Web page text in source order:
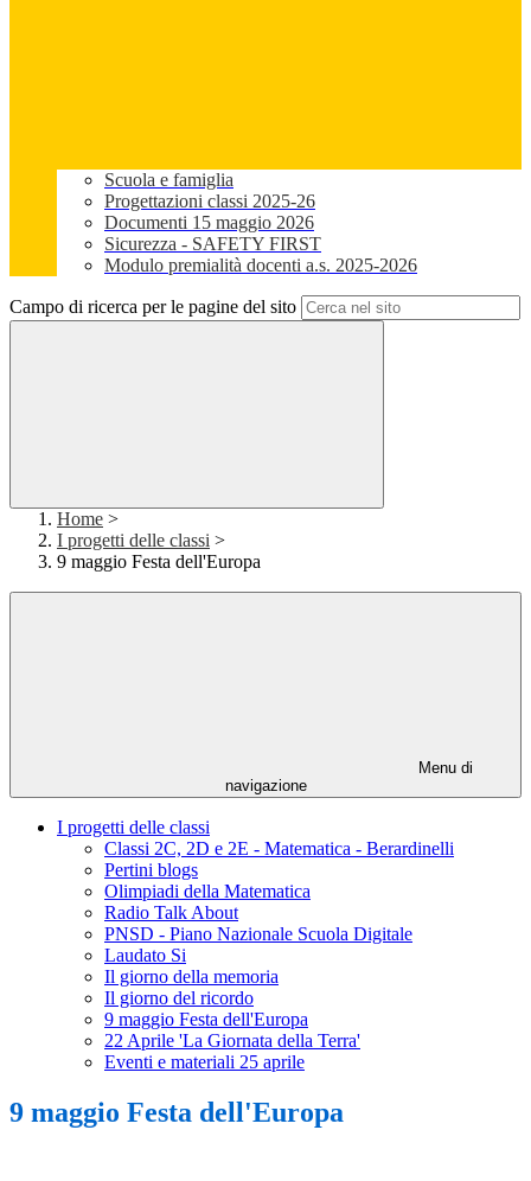
Scuola e famiglia
Progettazioni classi 2025-26
Documenti 15 maggio 2026
Sicurezza - SAFETY FIRST
Modulo premialità docenti a.s. 2025-2026
Campo di ricerca per le pagine del sito
Home >
I progetti delle classi >
9 maggio Festa dell'Europa
Menu di
navigazione
I progetti delle classi
Classi 2C, 2D e 2E - Matematica - Berardinelli
Pertini blogs
Olimpiadi della Matematica
Radio Talk About
PNSD - Piano Nazionale Scuola Digitale
Laudato Si
Il giorno della memoria
Il giorno del ricordo
9 maggio Festa dell'Europa
22 Aprile 'La Giornata della Terra'
Eventi e materiali 25 aprile
9 maggio Festa dell'Europa